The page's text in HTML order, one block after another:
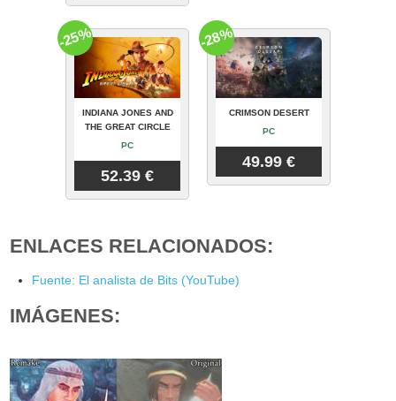
INDIANA JONES AND
THE GREAT CIRCLE
PC
52.39 €
-25%
CRIMSON DESERT
PC
49.99 €
-28%
ENLACES RELACIONADOS:
Fuente: El analista de Bits (YouTube)
IMÁGENES: